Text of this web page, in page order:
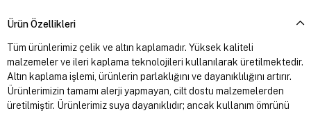
Ürün Özellikleri
Tüm ürünlerimiz çelik ve altın kaplamadır. Yüksek kaliteli
malzemeler ve ileri kaplama teknolojileri kullanılarak üretilmektedir.
Altın kaplama işlemi, ürünlerin parlaklığını ve dayanıklılığını artırır.
Ürünlerimizin tamamı alerji yapmayan, cilt dostu malzemelerden
üretilmiştir. Ürünlerimiz suya dayanıklıdır; ancak kullanım ömrünü